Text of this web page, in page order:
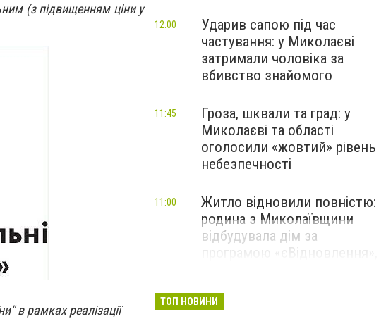
(з підвищенням ціни у
в рамках реалізації
Ударив сапою під час
частування: у Миколаєві
затримали чоловіка за
вбивство знайомого
12:00
Гроза, шквали та град: у
Миколаєві та області
оголосили «жовтий» рівень
небезпечності
11:45
Житло відновили повністю:
родина з Миколаївщини
відбудувала дім за
програмою «єВідновлення»,
11:00
ТОП НОВИНИ